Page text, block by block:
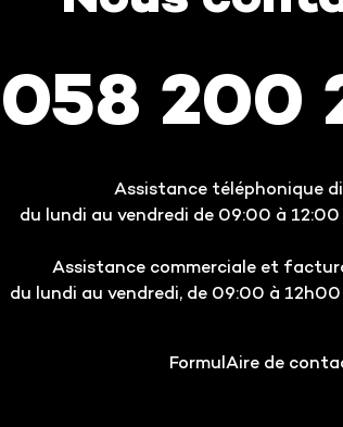
058 200
Assistance téléphonique
du lundi au vendredi de 09:00 à
Assistance commerciale et
du lundi au vendredi, de 09:00 à
FormulAire de